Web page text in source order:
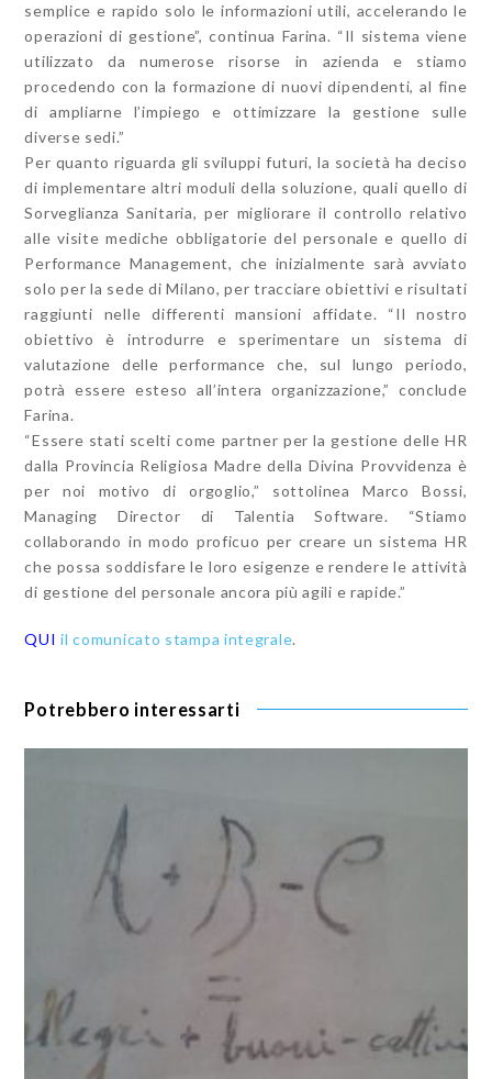
semplice e rapido solo le informazioni utili, accelerando le
operazioni di gestione”, continua Farina. “Il sistema viene
utilizzato da numerose risorse in azienda e stiamo
procedendo con la formazione di nuovi dipendenti, al fine
di ampliarne l’impiego e ottimizzare la gestione sulle
diverse sedi.”
Per quanto riguarda gli sviluppi futuri, la società ha deciso
di implementare altri moduli della soluzione, quali quello di
Sorveglianza Sanitaria, per migliorare il controllo relativo
alle visite mediche obbligatorie del personale e quello di
Performance Management, che inizialmente sarà avviato
solo per la sede di Milano, per tracciare obiettivi e risultati
raggiunti nelle differenti mansioni affidate. “Il nostro
obiettivo è introdurre e sperimentare un sistema di
valutazione delle performance che, sul lungo periodo,
potrà essere esteso all’intera organizzazione,” conclude
Farina.
“Essere stati scelti come partner per la gestione delle HR
dalla Provincia Religiosa Madre della Divina Provvidenza è
per noi motivo di orgoglio,” sottolinea Marco Bossi,
Managing Director di Talentia Software. “Stiamo
collaborando in modo proficuo per creare un sistema HR
che possa soddisfare le loro esigenze e rendere le attività
di gestione del personale ancora più agili e rapide.”
QUI il comunicato stampa integrale.
Potrebbero interessarti